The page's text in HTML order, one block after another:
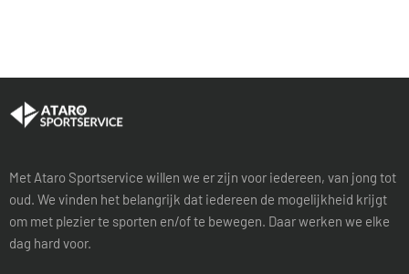
Met Ataro Sportservice willen we er zijn voor iedereen, van jong tot
oud. We vinden het belangrijk dat iedereen de mogelijkheid krijgt
om met plezier te sporten en/of te bewegen. Daar werken we elke
dag hard voor.